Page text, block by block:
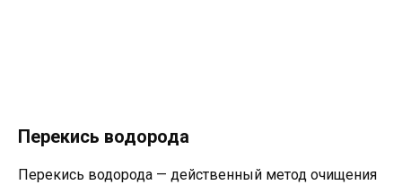
Перекись водорода
Перекись водорода — действенный метод очищения